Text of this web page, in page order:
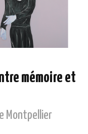
mémoire et
Montpellier